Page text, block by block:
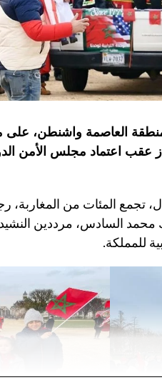
العاصمة واشنطن، على
عقب اعتماد مجلس الأمن
المئات من المغاربة،
محمد السادس، مرددين
للمملكة.